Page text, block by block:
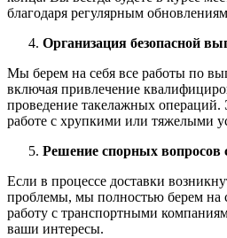
благодаря регулярным обновлениям
Организация безопасной
Мы берем на себя все работы по
включая привлечение
проведение такелажных
работе с хрупкими или тяжелыми
Решение спорных вопросов
Если в процессе доставки
проблемы, мы полностью берем на
работу с транспортными
ваши интересы.